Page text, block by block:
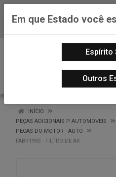
INÍCIO
PEÇAS ADICIONAIS P AUTOMOVEIS
PECAS DO MOTOR - AUTO
FABR193S - FILTRO DE AR
Em que Estado você
Espírito
Outros